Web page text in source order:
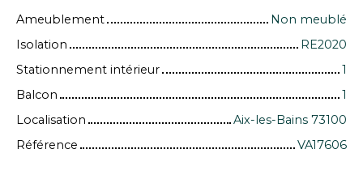
Ameublement
Non meublé
Isolation
RE2020
Stationnement intérieur
1
Balcon
1
Localisation
Aix-les-Bains 73100
Référence
VA17606